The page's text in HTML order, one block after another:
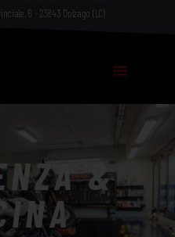
6 - 23843 Dolzago (LC)​
&